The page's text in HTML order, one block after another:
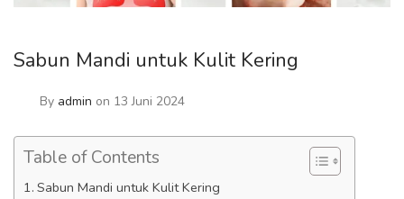
Sabun Mandi untuk Kulit Kering
By admin on 13 Juni 2024
Table of Contents
Sabun Mandi untuk Kulit Kering